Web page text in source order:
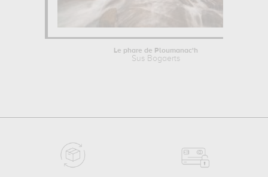
Le phare de Ploumanac'h
Sus Bogaerts